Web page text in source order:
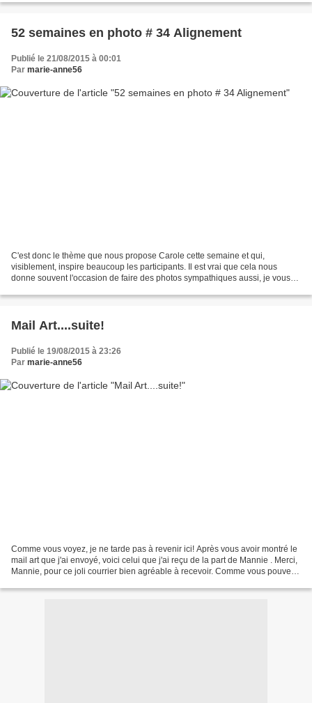
52 semaines en photo # 34 Alignement
Publié le 21/08/2015 à 00:01
Par marie-anne56
C'est donc le thème que nous propose Carole cette semaine et qui,
visiblement, inspire beaucoup les participants. Il est vrai que cela nous
donne souvent l'occasion de faire des photos sympathiques aussi, je vous
Mail Art....suite!
Publié le 19/08/2015 à 23:26
Par marie-anne56
Comme vous voyez, je ne tarde pas à revenir ici! Après vous avoir montré le
mail art que j'ai envoyé, voici celui que j'ai reçu de la part de Mannie . Merci,
Mannie, pour ce joli courrier bien agréable à recevoir. Comme vous pouvez